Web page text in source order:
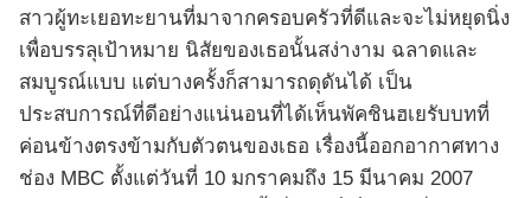
สาวผู้ทะเยอทะยานที่มาจากครอบครัวที่ดีและจะไม่หยุดนิ่ง
เพื่อบรรลุเป้าหมาย นิสัยของเธอนั้นสง่างาม ฉลาดและ
สมบูรณ์แบบ แต่บางครั้งก็สามารถดุดันได้ เป็น
ประสบการณ์ที่ดีอย่างแน่นอนที่ได้เห็นพัคชินฮเยรับบทที่
ค่อนข้างตรงข้ามกับตัวตนของเธอ เรื่องนี้ออกอากาศทาง
ช่อง MBC ตั้งแต่วันที่ 10 มกราคมถึง 15 มีนาคม 2007